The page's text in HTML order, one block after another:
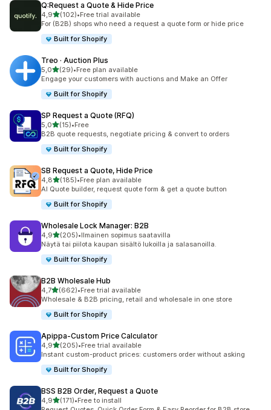
Q:Request a Quote & Hide Price
4,9/ 5 tähteä
(102)
102 arvostelua yhteensä
•Free trial available
For (B2B) shops who need a request a quote form or hide price
Built for Shopify
Treo · Auction Plus
5,0/ 5 tähteä
(29)
29 arvostelua yhteensä
•Free plan available
Engage your customers with auctions and Make an Offer
Built for Shopify
SP Request a Quote (RFQ)
5,0/ 5 tähteä
(15)
15 arvostelua yhteensä
•Free
B2B quote requests, negotiate pricing & convert to orders
Built for Shopify
SB Request a Quote, Hide Price
4,8/ 5 tähteä
(185)
185 arvostelua yhteensä
•Free plan available
AI Quote builder, request quote form & get a quote button
Built for Shopify
Wholesale Lock Manager: B2B
4,9/ 5 tähteä
(205)
205 arvostelua yhteensä
•Ilmainen sopimus saatavilla
Näytä tai piilota kaupan sisältö lukoilla ja salasanoilla.
Built for Shopify
B2B Wholesale Hub
4,7/ 5 tähteä
(662)
662 arvostelua yhteensä
•Free trial available
Wholesale & B2B pricing, retail and wholesale in one store
Built for Shopify
Apippa‑Custom Price Calculator
4,9/ 5 tähteä
(205)
205 arvostelua yhteensä
•Free trial available
Instant custom-product prices: customers order without asking
Built for Shopify
BSS B2B Order, Request a Quote
4,9/ 5 tähteä
(171)
171 arvostelua yhteensä
•Free to install